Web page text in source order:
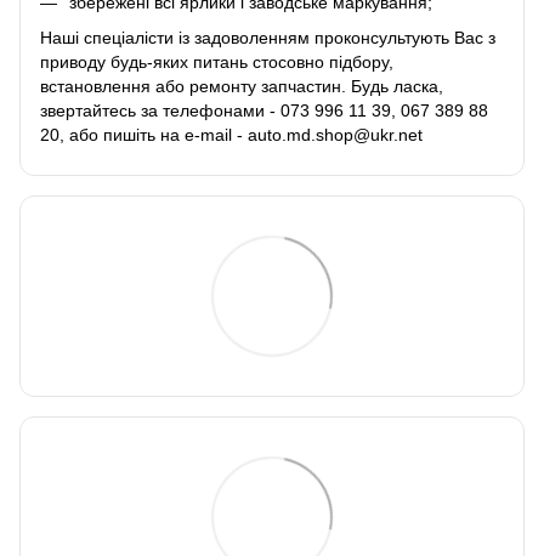
Наші спеціалісти із задоволенням проконсультують Вас з
приводу будь-яких питань стосовно підбору,
встановлення або ремонту запчастин. Будь ласка,
звертайтесь за телефонами - 073 996 11 39, 067 389 88
20, або пишіть на e-mail - auto.md.shop@ukr.net